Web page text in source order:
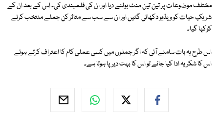
مختلف موضوعات پر تین تین منٹ بولنے دیا اور ان کی فلمبندی کی۔ اس کے بعد ان کے
شریکِ حیات کو ویڈیو دکھائی گئیں اور ان سے سب سے متاثر کن جملے منتخب کرنے
کوکہا گیا۔
اس طرح یہ بات سامنے آئی کہ اگر جملوں میں کسی عملی کام کا اعتراف کرتے ہوئے
اس کا شکریہ ادا کیا جائے تو اس کا بہت دیرپا ہوتا ہے۔